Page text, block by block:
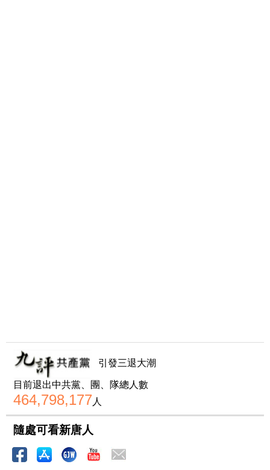
引發三退大潮
目前退出中共黨、團、隊總人數
464,798,177人
隨處可看新唐人